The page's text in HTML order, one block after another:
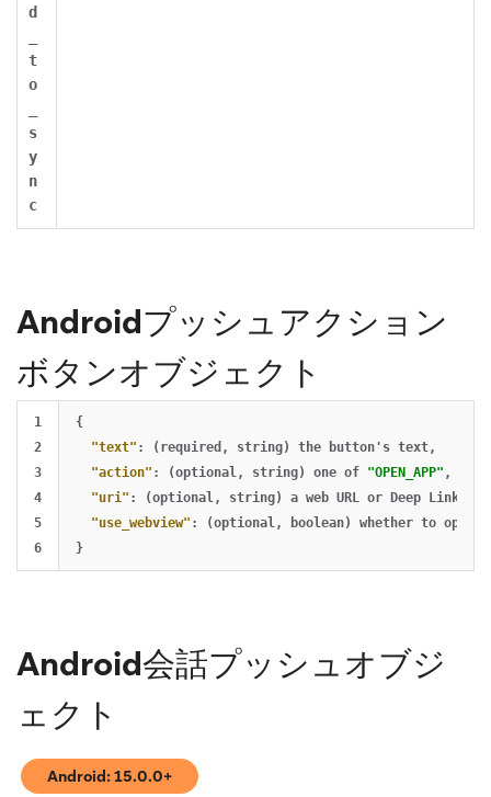
d
t
o
s
y
n
c
Androidプッシュアクション
ボタンオブジェクト
1
2
3
4
5
{
"text" : (required , string) the button's text,
"action" : (optional , string) one of "OPEN_APP" ,
"uri" : (optional , string) a web URL or Deep Link
"use_webview" : (optional , boolean) whether to open
}
Android会話プッシュオブジ
ェクト
Android: 15.0.0+
(opens in new tab)